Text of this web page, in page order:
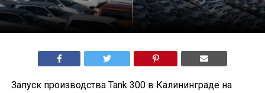
Запуск производства Tank 300 в Калининграде на